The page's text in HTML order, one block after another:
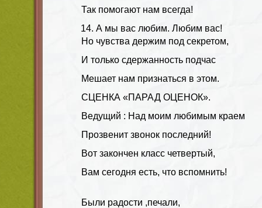
Так помогают нам всегда!
А мы вас любим. Любим вас!
Но чувства держим под секретом,
И только сдержанность подчас
Мешает нам признаться в этом.
СЦЕНКА «ПАРАД ОЦЕНОК».
Ведущий : Над моим любимым краем
Прозвенит звонок последний!
Вот закончен класс четвертый,
Вам сегодня есть, что вспомнить!
Были радости ,печали,